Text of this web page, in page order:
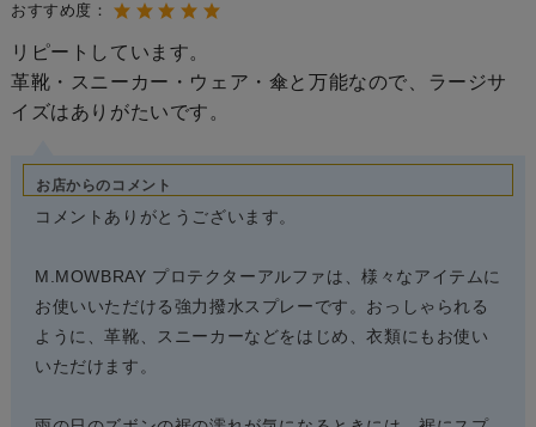
おすすめ度：
リピートしています。
革靴・スニーカー・ウェア・傘と万能なので、ラージサ
イズはありがたいです。
お店からのコメント
コメントありがとうございます。
M.MOWBRAY プロテクターアルファは、様々なアイテムに
お使いいただける強力撥水スプレーです。おっしゃられる
ように、革靴、スニーカーなどをはじめ、衣類にもお使い
いただけます。